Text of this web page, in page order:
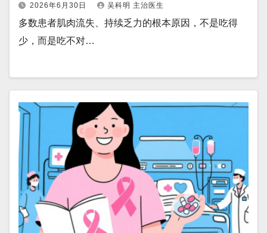
2026年6月30日 吴科明 主治医生
多数患者肌肉流失、持续乏力的根本原因，不是吃得
少，而是吃不对…